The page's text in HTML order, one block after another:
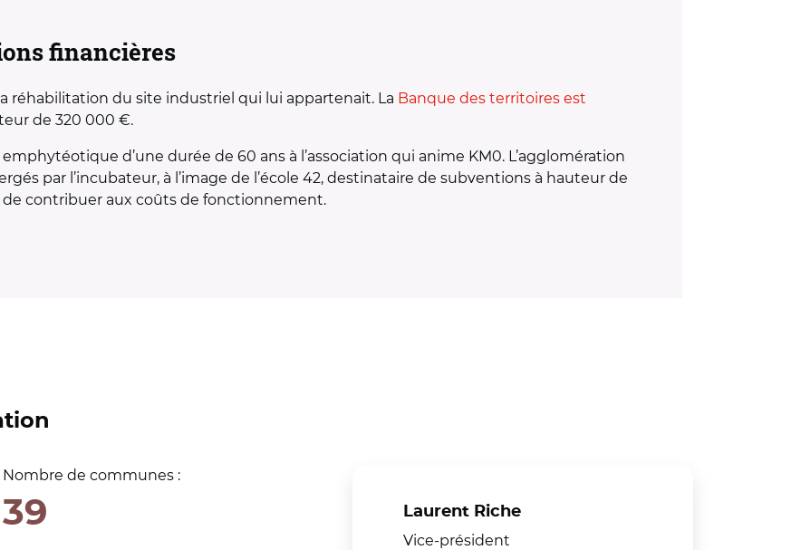
financières
réhabilitation du site industriel qui lui appartenait. La Banque des territoires est
de 320 000 €.
d’une durée de 60 ans à l’association qui anime KM0. L’agglomération
par l’incubateur, à l’image de l’école 42, destinataire de subventions à hauteur de
de contribuer aux coûts de fonctionnement.
Nombre de communes :
39 Laurent Riche
Vice-président